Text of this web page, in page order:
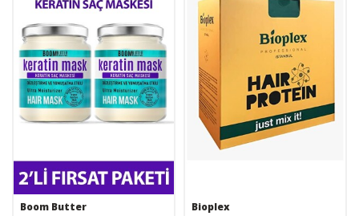
Boom Butter
Bioplex